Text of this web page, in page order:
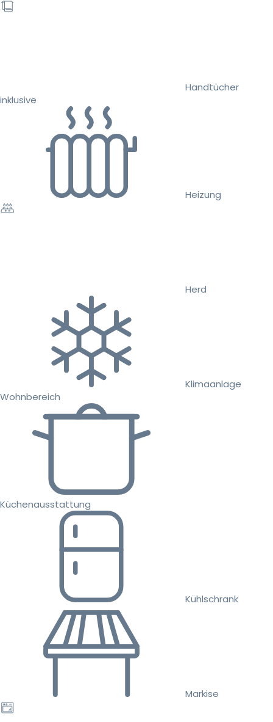
Handtücher
inklusive
Heizung
Herd
Klimaanlage
Wohnbereich
Küchenausstattung
Kühlschrank
Markise